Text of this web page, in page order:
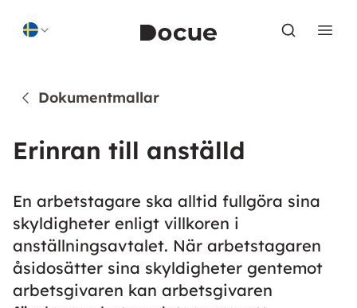
Dokumentmallar
Erinran till anställd
En arbetstagare ska alltid fullgöra sina
skyldigheter enligt villkoren i
anställningsavtalet. När arbetstagaren
åsidosätter sina skyldigheter gentemot
arbetsgivaren kan arbetsgivaren